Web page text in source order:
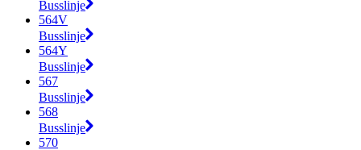
Busslinje
564V
Busslinje
564Y
Busslinje
567
Busslinje
568
Busslinje
570